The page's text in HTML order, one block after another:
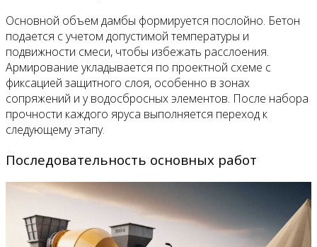
Основной объем дамбы формируется послойно. Бетон
подается с учетом допустимой температуры и
подвижности смеси, чтобы избежать расслоения.
Армирование укладывается по проектной схеме с
фиксацией защитного слоя, особенно в зонах
сопряжений и у водосбросных элементов. После набора
прочности каждого яруса выполняется переход к
следующему этапу.
Последовательность основных работ